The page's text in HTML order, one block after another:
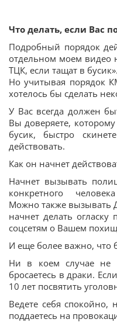
Что делать, если Вас
Подробный порядок
отдельном моем видео
ТЦК, если тащат в
Но учитывая порядок
хотелось бы сделать
У Вас всегда должен
Вы доверяете,
бусик, быстро
действовать.
Как он начнет
Начнет вызывать
конкретного
Можно также вызывать
начнет делать
соцсетям о Вашем
И еще более важно, что
Ни в коем случае не
бросаетесь в драки.
10 лет посвятить
Ведете себя
поддаетесь на